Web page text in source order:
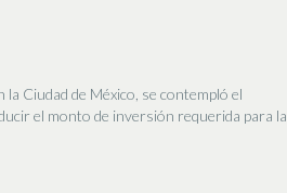
Ciudad de México, se contempló el
el monto de inversión requerida para la